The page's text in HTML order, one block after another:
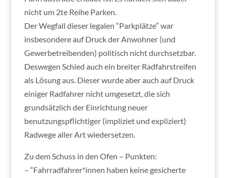
nicht um 2te Reihe Parken.
Der Wegfall dieser legalen “Parkplätze” war
insbesondere auf Druck der Anwohner (und
Gewerbetreibenden) politisch nicht durchsetzbar.
Deswegen Schied auch ein breiter Radfahrstreifen
als Lösung aus. Dieser wurde aber auch auf Druck
einiger Radfahrer nicht umgesetzt, die sich
grundsätzlich der Einrichtung neuer
benutzungspflichtiger (impliziet und expliziert)
Radwege aller Art wiedersetzen.
Zu dem Schuss in den Ofen – Punkten:
– “Fahrradfahrer*innen haben keine gesicherte